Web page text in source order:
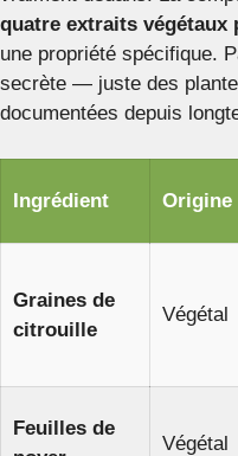
quatre extraits végétaux
une propriété spécifique.
secrète — juste des
documentées depuis
Ingrédient Origine
Graines de
citrouille
Végétal
Feuilles de
Végétal